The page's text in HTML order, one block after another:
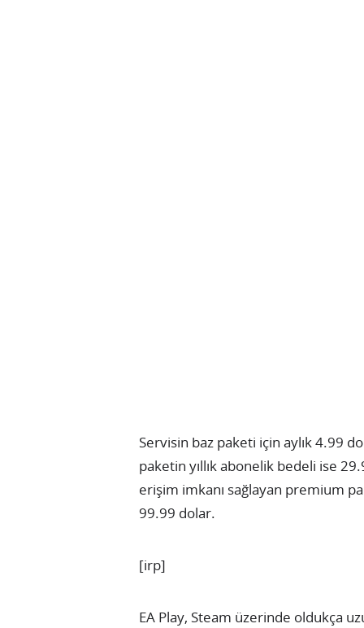
Servisin baz paketi için aylık 4.99
paketin yıllık abonelik bedeli ise
erişim imkanı sağlayan premium
99.99 dolar.
[irp]
EA Play, Steam üzerinde oldukça